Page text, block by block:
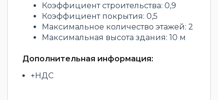
Коэффициент строительства: 0,9
Коэффициент покрытия: 0,5
Максимальное количество этажей: 2
Максимальная высота здания: 10 м
Дополнительная информация:
+НДС